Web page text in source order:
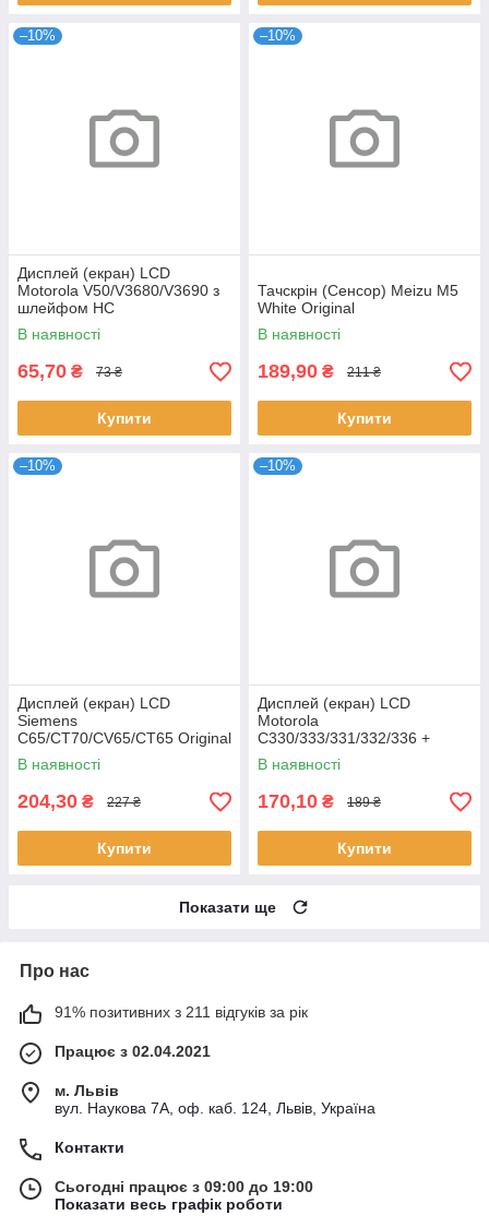
–10%
Дисплей (екран) LCD
Motorola V50/V3680/V3690 з
шлейфом HC
В наявності
65,70 ₴ 73 ₴
Купити
–10%
Тачскрін (Сенсор) Meizu M5
White Original
В наявності
189,90 ₴ 211 ₴
Купити
–10%
Дисплей (екран) LCD
Siemens
C65/CT70/CV65/CT65 Original
В наявності
204,30 ₴ 227 ₴
Купити
–10%
Дисплей (екран) LCD
Motorola
C330/333/331/332/336 +
клавіатурний модуль HC
В наявності
170,10 ₴ 189 ₴
Купити
Показати ще
Про нас
91% позитивних з 211 відгуків за рік
Працює з 02.04.2021
м. Львів
вул. Наукова 7А, оф. каб. 124, Львів, Україна
Контакти
Сьогодні працює з 09:00 до 19:00
Показати весь графік роботи